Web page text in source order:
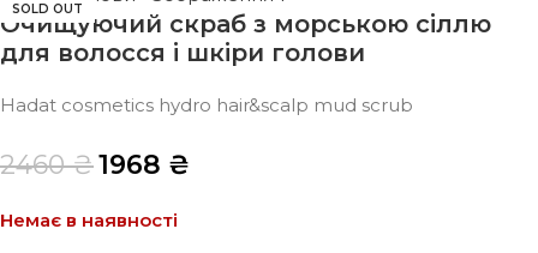
SOLD OUT
Очищуючий скраб з морською сіллю
для волосся і шкіри голови
Hadat cosmetics hydro hair&scalp mud scrub
2460₴1968 ₴
Немає в наявності